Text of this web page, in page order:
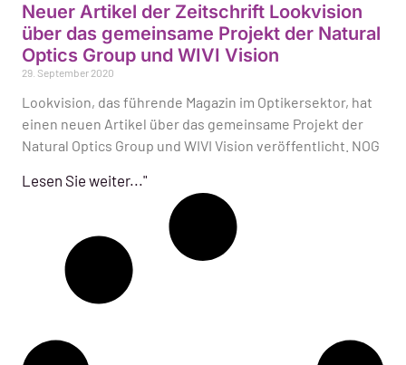
Neuer Artikel der Zeitschrift Lookvision
über das gemeinsame Projekt der Natural
Optics Group und WIVI Vision
29. September 2020
Lookvision, das führende Magazin im Optikersektor, hat
einen neuen Artikel über das gemeinsame Projekt der
Natural Optics Group und WIVI Vision veröffentlicht. NOG
Lesen Sie weiter..."